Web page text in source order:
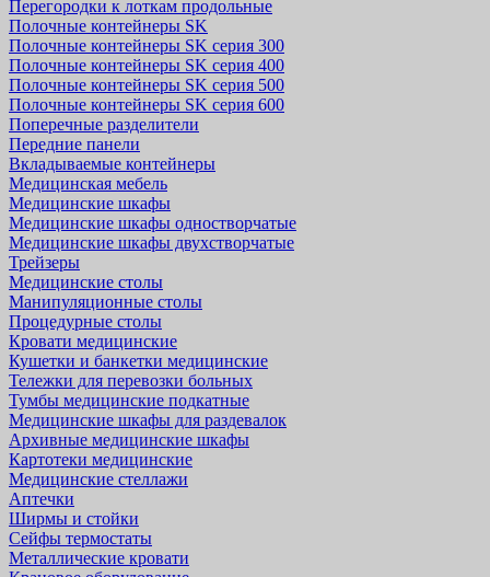
Перегородки к лоткам продольные
Полочные контейнеры SK
Полочные контейнеры SK серия 300
Полочные контейнеры SK серия 400
Полочные контейнеры SK серия 500
Полочные контейнеры SK серия 600
Поперечные разделители
Передние панели
Вкладываемые контейнеры
Медицинская мебель
Медицинские шкафы
Медицинские шкафы одностворчатые
Медицинские шкафы двухстворчатые
Трейзеры
Медицинские столы
Манипуляционные столы
Процедурные столы
Кровати медицинские
Кушетки и банкетки медицинские
Тележки для перевозки больных
Тумбы медицинские подкатные
Медицинские шкафы для раздевалок
Архивные медицинские шкафы
Картотеки медицинские
Медицинские стеллажи
Аптечки
Ширмы и стойки
Сейфы термостаты
Металлические кровати